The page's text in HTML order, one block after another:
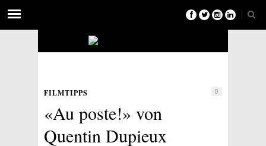
FILMTIPPS 0
«Au poste!» von
Quentin Dupieux